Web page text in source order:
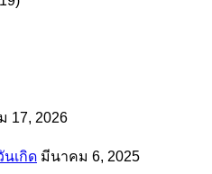
17, 2026
เกิด มีนาคม 6, 2025